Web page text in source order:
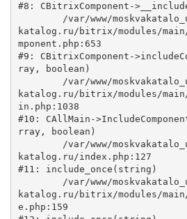
#8: CBitrixComponent-
katalog.ru/bitrix/modules/
mponent.php:653
#9: CBitrixComponent-
ray, boolean)
katalog.ru/bitrix/modules/
in.php:1038
#10: CAllMain-
rray, boolean)
katalog.ru/index.php:127
#11: include_once(string)
katalog.ru/bitrix/modules/
e.php:159